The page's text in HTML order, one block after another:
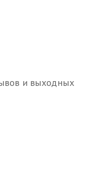
и выходных